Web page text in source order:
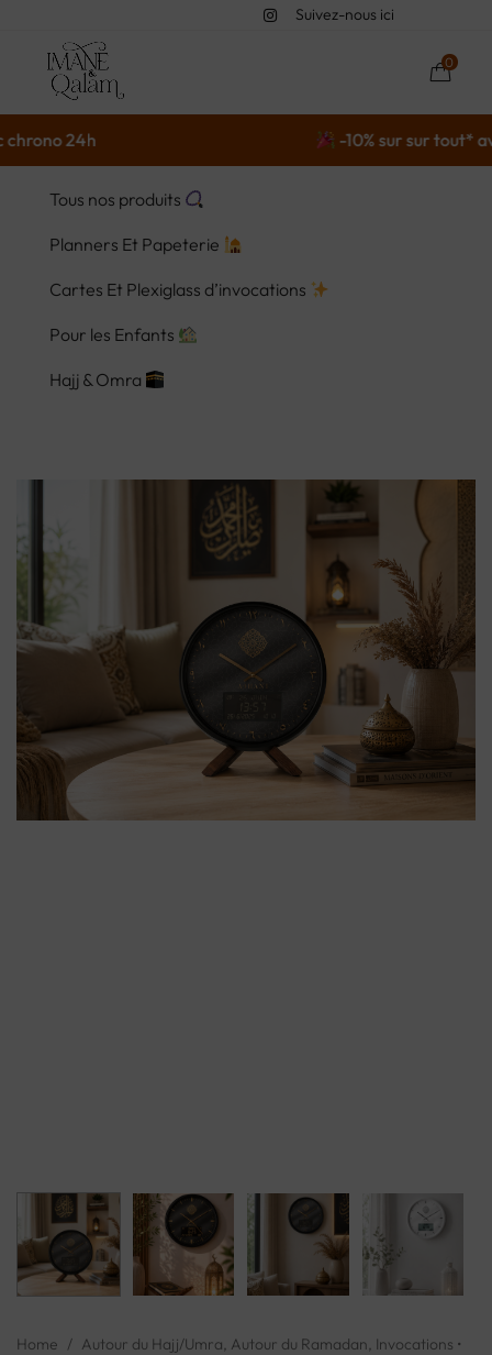
Suivez-nous ici
0
24h -10% sur sur tout* avec
Tous nos produits
Planners Et Papeterie
Cartes Et Plexiglass d’invocations
Pour les Enfants
Hajj & Omra
Home / Autour du Hajj/Umra, Autour du Ramadan, Invocations •